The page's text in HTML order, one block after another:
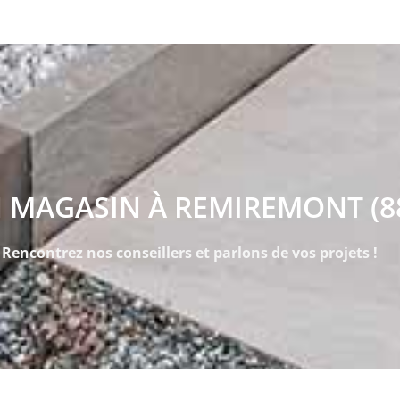
À REMIREMONT
Rencontrez nos conseillers et parlons de vos projets !